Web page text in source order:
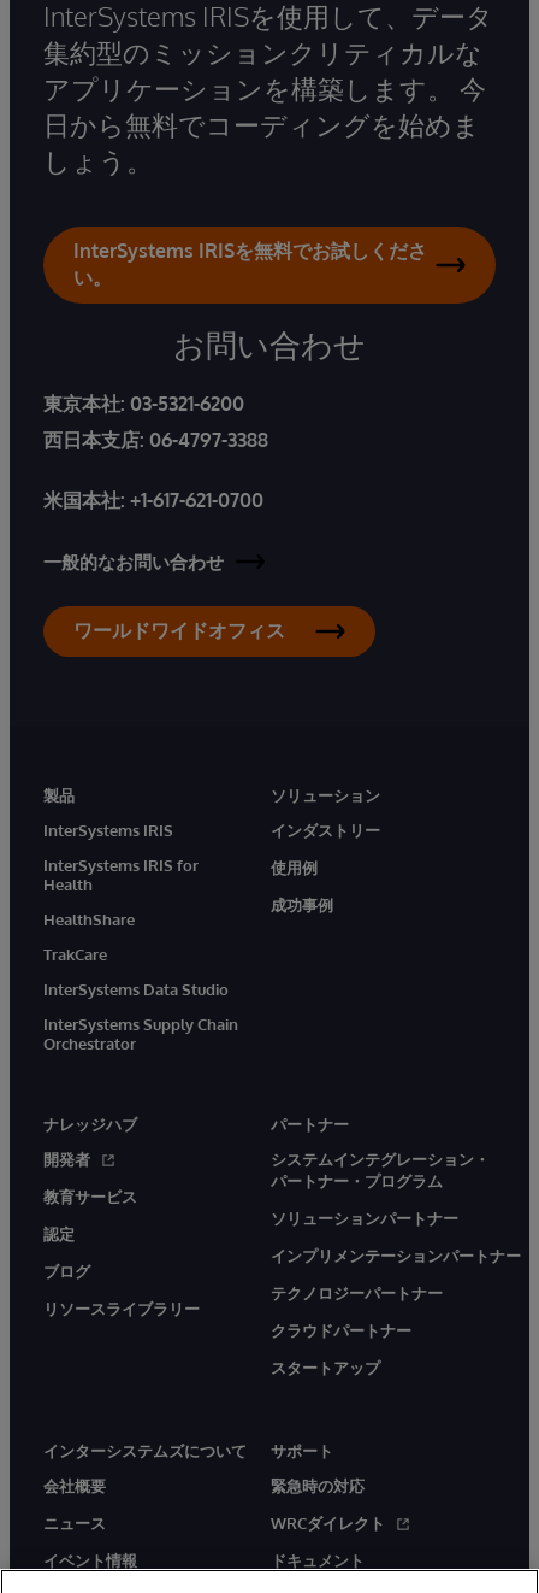
InterSystems IRISを使用して、データ
集約型のミッションクリティカルな
アプリケーションを構築します。 今
日から無料でコーディングを始めま
しょう。
InterSystems IRISを無料でお試しくださ
い。
お問い合わせ
東京本社: 03-5321-6200
西日本支店: 06-4797-3388
米国本社: +1-617-621-0700
一般的なお問い合わせ
ワールドワイドオフィス
製品
InterSystems IRIS
InterSystems IRIS for
Health
HealthShare
TrakCare
InterSystems Data Studio
InterSystems Supply Chain
Orchestrator
ソリューション
インダストリー
使用例
成功事例
ナレッジハブ
開発者
教育サービス
認定
ブログ
リソースライブラリー
パートナー
システムインテグレーション・
パートナー・プログラム
ソリューションパートナー
インプリメンテーションパートナー
テクノロジーパートナー
クラウドパートナー
スタートアップ
インターシステムズについて
会社概要
ニュース
イベント情報
サポート
緊急時の対応
WRCダイレクト
ドキュメント